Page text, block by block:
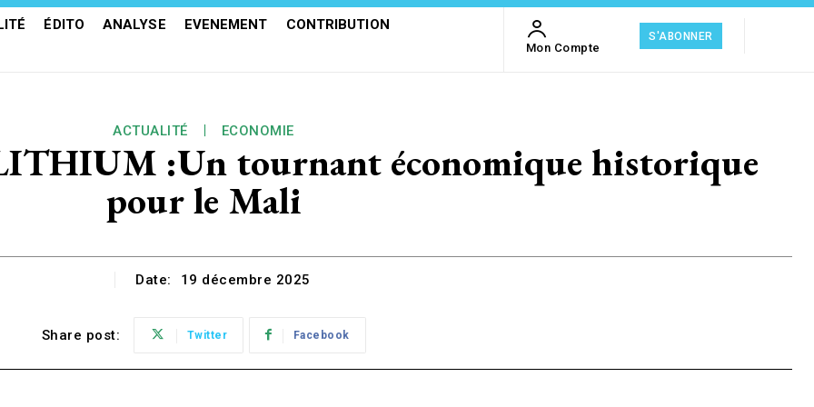
ÉDITO ANALYSE EVENEMENT
CONTRIBUTION
Mon Compte
S'ABONNER
ACTUALITÉ ECONOMIE
:Un tournant économique historique
pour le Mali
Date: 19 décembre 2025
Share post: Twitter Facebook